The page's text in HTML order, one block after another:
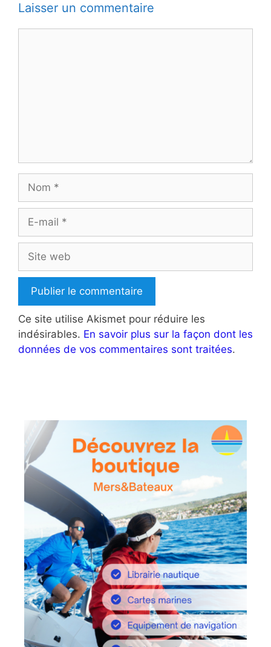
Laisser un commentaire
Nom
Site
web
Ce site utilise Akismet pour réduire les
indésirables. En savoir plus sur la façon dont les
données de vos commentaires sont traitées.